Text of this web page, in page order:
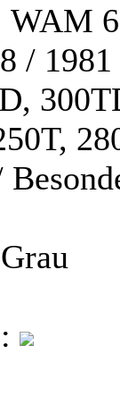
WAM
/ 1981
Grau